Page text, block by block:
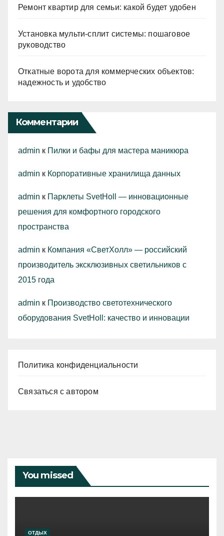
Ремонт квартир для семьи: какой будет удобен
Установка мульти-сплит системы: пошаговое
руководство
Откатные ворота для коммерческих объектов:
надежность и удобство
Комментарии
admin к Пилки и бафы для мастера маникюра
admin к Корпоративные хранилища данных
admin к Парклеты SvetHoll — инновационные
решения для комфортного городского
пространства
admin к Компания «СветХолл» — российский
производитель эксклюзивных светильников с
2015 года
admin к Производство светотехнического
оборудования SvetHoll: качество и инновации
Политика конфиденциальности
Связаться с автором
You missed
ОТДЫХ